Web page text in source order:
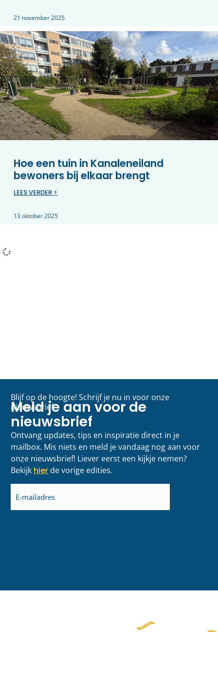
21 november 2025
Hoe een tuin in Kanaleneiland
bewoners bij elkaar brengt
LEES VERDER >
13 oktober 2025
Blijf op de hoogte! Schrijf je nu in voor onze
nieuwsbrief
Meld je aan voor de
nieuwsbrief
Ontvang updates, tips en inspiratie direct in je
mailbox. Mis niets en meld je vandaag nog aan voor
onze nieuwsbrief! Liever eerst een kijkje nemen?
Bekijk hier de vorige edities.
E-
mailadres
(Vereist)